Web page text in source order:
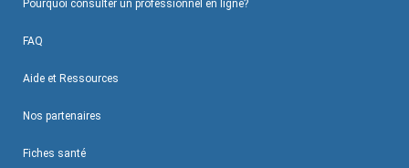
Pourquoi consulter un professionnel en ligne?
FAQ
Aide et Ressources
Nos partenaires
Fiches santé